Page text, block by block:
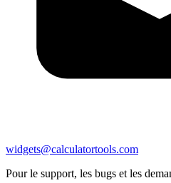
widgets@calculatortools.com
Pour le support, les bugs et les